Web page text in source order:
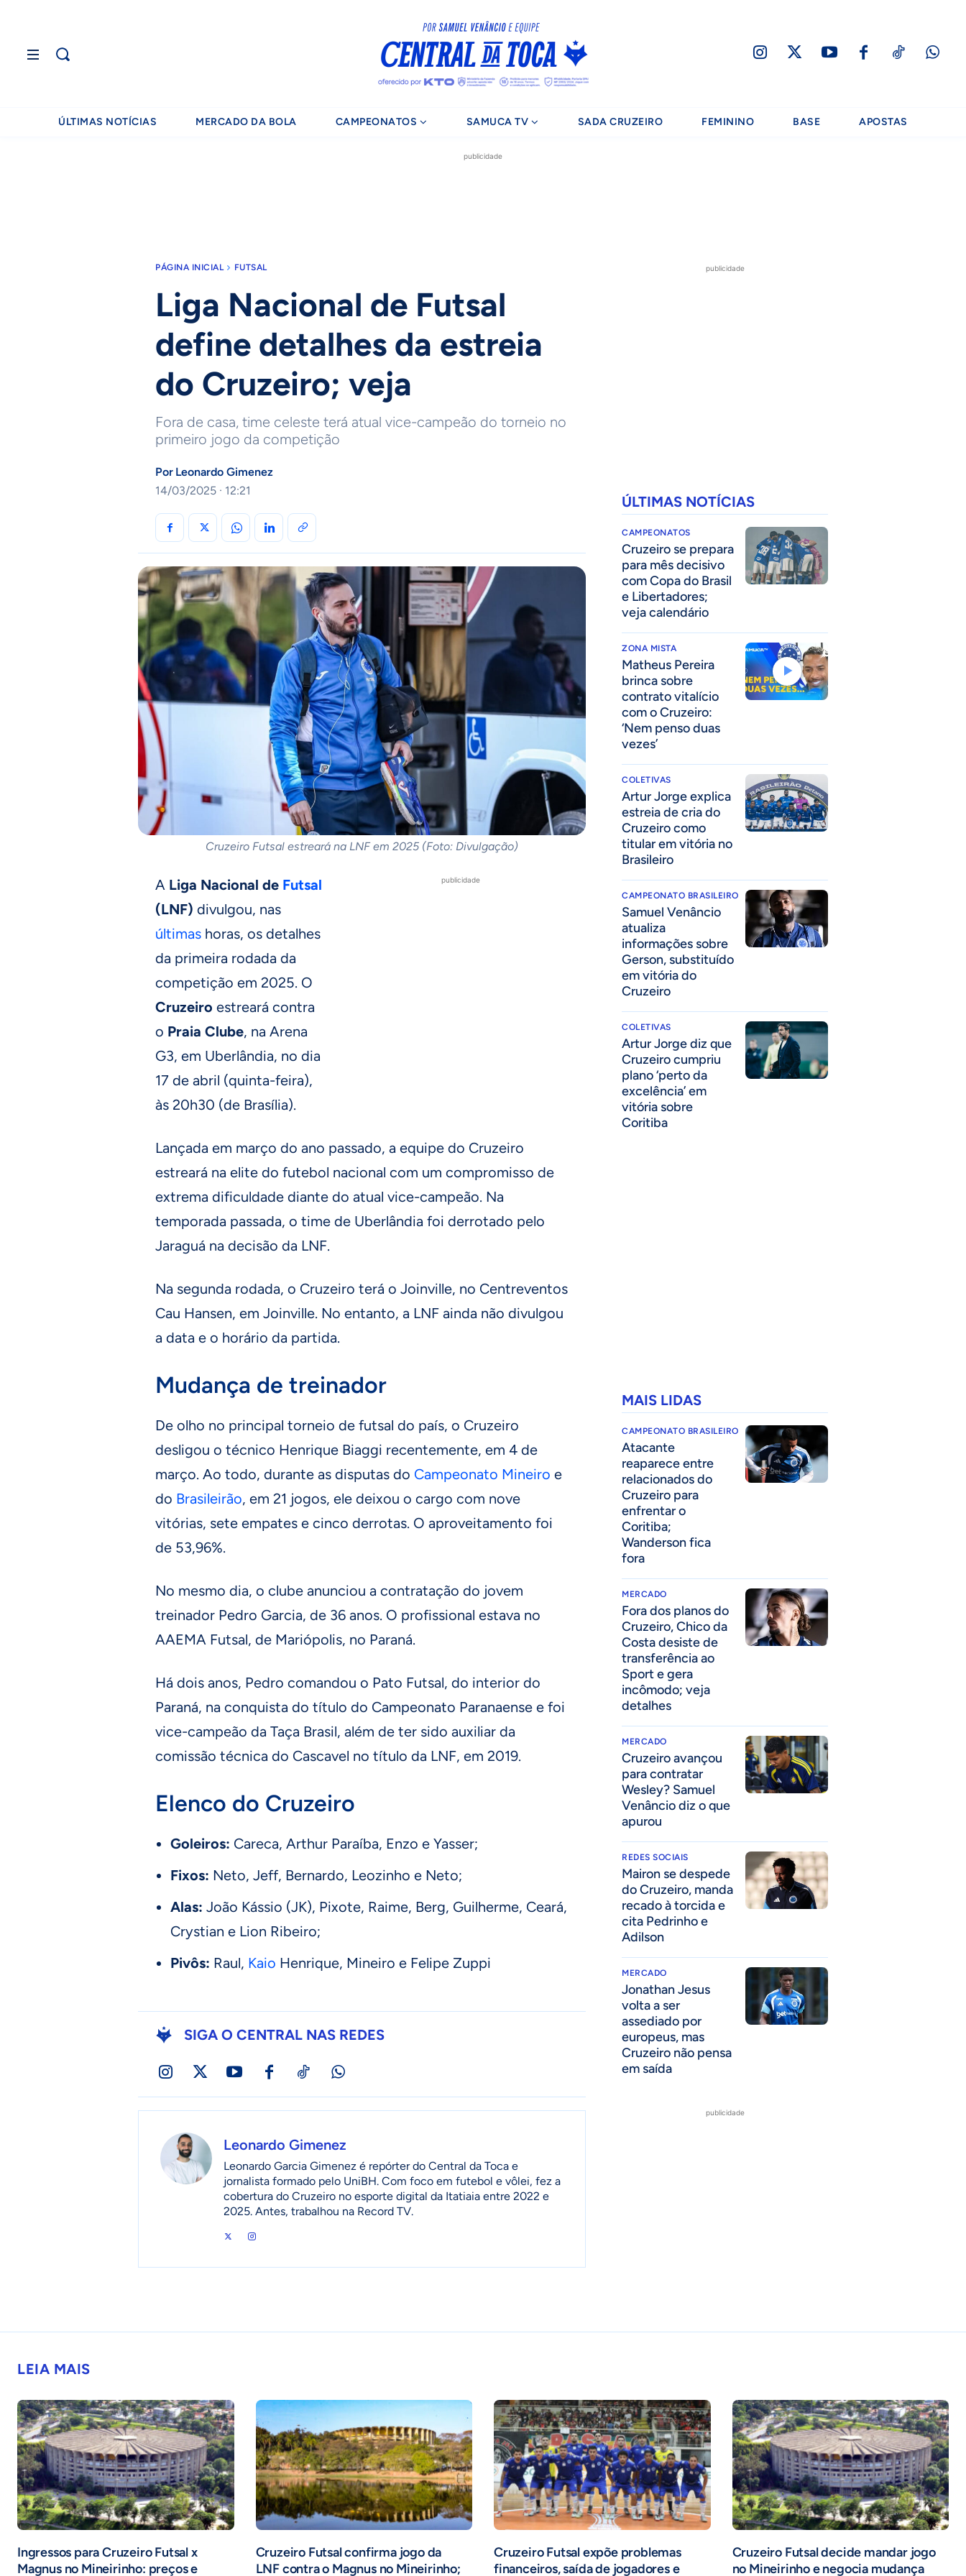
ÚLTIMAS NOTÍCIAS MERCADO DA BOLA CAMPEONATOS SAMUCA TV SADA CRUZEIRO FEMININO BASE APOSTAS
publicidade
PÁGINA INICIAL FUTSAL
Liga Nacional de Futsal
define detalhes da estreia
do Cruzeiro; veja
Fora de casa, time celeste terá atual vice-campeão do torneio no
primeiro jogo da competição
Por Leonardo Gimenez
14/03/2025 · 12:21
Cruzeiro Futsal estreará na LNF em 2025 (Foto: Divulgação)
publicidade
A Liga Nacional de Futsal
(LNF) divulgou, nas
últimas horas, os detalhes
da primeira rodada da
competição em 2025. O
Cruzeiro estreará contra
o Praia Clube, na Arena
G3, em Uberlândia, no dia
17 de abril (quinta-feira),
às 20h30 (de Brasília).
Lançada em março do ano passado, a equipe do Cruzeiro
estreará na elite do futebol nacional com um compromisso de
extrema dificuldade diante do atual vice-campeão. Na
temporada passada, o time de Uberlândia foi derrotado pelo
Jaraguá na decisão da LNF.
Na segunda rodada, o Cruzeiro terá o Joinville, no Centreventos
Cau Hansen, em Joinville. No entanto, a LNF ainda não divulgou
a data e o horário da partida.
Mudança de treinador
De olho no principal torneio de futsal do país, o Cruzeiro
desligou o técnico Henrique Biaggi recentemente, em 4 de
março. Ao todo, durante as disputas do Campeonato Mineiro e
do Brasileirão, em 21 jogos, ele deixou o cargo com nove
vitórias, sete empates e cinco derrotas. O aproveitamento foi
de 53,96%.
No mesmo dia, o clube anunciou a contratação do jovem
treinador Pedro Garcia, de 36 anos. O profissional estava no
AAEMA Futsal, de Mariópolis, no Paraná.
Há dois anos, Pedro comandou o Pato Futsal, do interior do
Paraná, na conquista do título do Campeonato Paranaense e foi
vice-campeão da Taça Brasil, além de ter sido auxiliar da
comissão técnica do Cascavel no título da LNF, em 2019.
Elenco do Cruzeiro
Goleiros: Careca, Arthur Paraíba, Enzo e Yasser;
Fixos: Neto, Jeff, Bernardo, Leozinho e Neto;
Alas: João Kássio (JK), Pixote, Raime, Berg, Guilherme, Ceará,
Crystian e Lion Ribeiro;
Pivôs: Raul, Kaio Henrique, Mineiro e Felipe Zuppi
SIGA O CENTRAL NAS REDES
Leonardo Gimenez
Leonardo Garcia Gimenez é repórter do Central da Toca e
jornalista formado pelo UniBH. Com foco em futebol e vôlei, fez a
cobertura do Cruzeiro no esporte digital da Itatiaia entre 2022 e
2025. Antes, trabalhou na Record TV.
publicidade
ÚLTIMAS NOTÍCIAS
CAMPEONATOS
Cruzeiro se prepara
para mês decisivo
com Copa do Brasil
e Libertadores;
veja calendário
ZONA MISTA
Matheus Pereira
brinca sobre
contrato vitalício
com o Cruzeiro:
‘Nem penso duas
vezes’
COLETIVAS
Artur Jorge explica
estreia de cria do
Cruzeiro como
titular em vitória no
Brasileiro
CAMPEONATO BRASILEIRO
Samuel Venâncio
atualiza
informações sobre
Gerson, substituído
em vitória do
Cruzeiro
COLETIVAS
Artur Jorge diz que
Cruzeiro cumpriu
plano ‘perto da
excelência’ em
vitória sobre
Coritiba
MAIS LIDAS
CAMPEONATO BRASILEIRO
Atacante
reaparece entre
relacionados do
Cruzeiro para
enfrentar o
Coritiba;
Wanderson fica
fora
MERCADO
Fora dos planos do
Cruzeiro, Chico da
Costa desiste de
transferência ao
Sport e gera
incômodo; veja
detalhes
MERCADO
Cruzeiro avançou
para contratar
Wesley? Samuel
Venâncio diz o que
apurou
REDES SOCIAIS
Mairon se despede
do Cruzeiro, manda
recado à torcida e
cita Pedrinho e
Adilson
MERCADO
Jonathan Jesus
volta a ser
assediado por
europeus, mas
Cruzeiro não pensa
em saída
publicidade
LEIA MAIS
Ingressos para Cruzeiro Futsal x
Magnus no Mineirinho: preços e
Cruzeiro Futsal confirma jogo da
LNF contra o Magnus no Mineirinho;
Cruzeiro Futsal expõe problemas
financeiros, saída de jogadores e
Cruzeiro Futsal decide mandar jogo
no Mineirinho e negocia mudança